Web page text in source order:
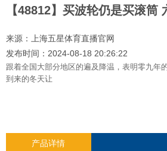
【48812】买波轮仍是买滚筒
来源：
上海五星体育直播官网
发布时间：2024-08-18 20:26:22
跟着全国大部分地区的遍及降温，表明零九年
到来的冬天让
产品详情